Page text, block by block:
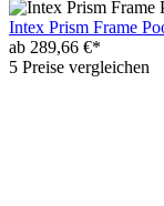
Intex Prism Frame
ab 289,66 €*
5 Preise vergleichen